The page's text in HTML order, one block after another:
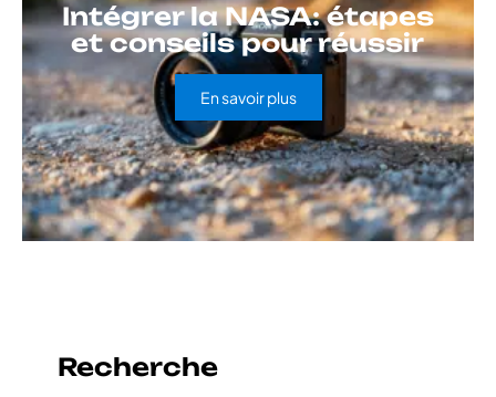
Intégrer la NASA: étapes
et conseils pour réussir
En savoir plus
Recherche